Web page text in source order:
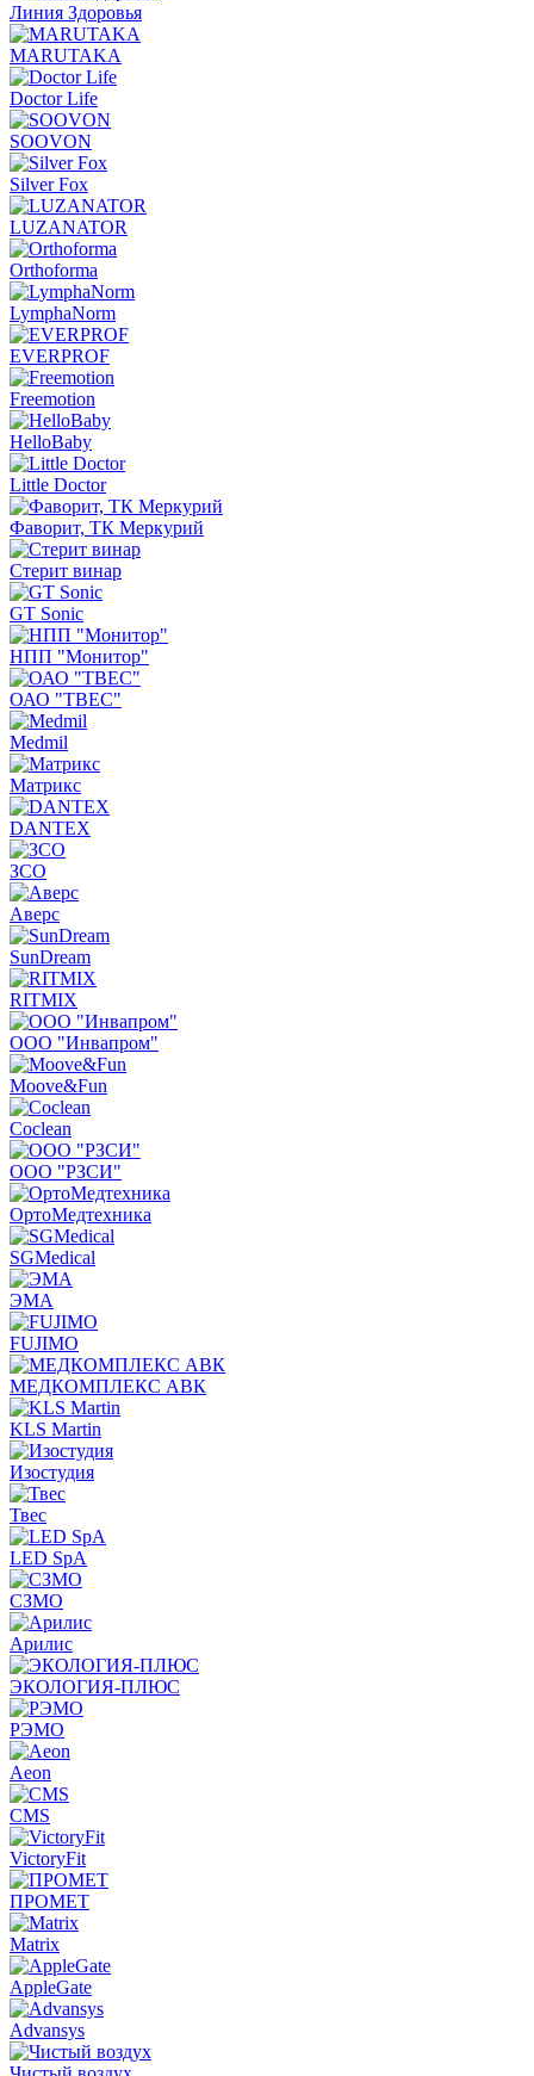
Линия Здоровья
MARUTAKA
Doctor Life
SOOVON
Silver Fox
LUZANATOR
Orthoforma
LymphaNorm
EVERPROF
Freemotion
HelloBaby
Little Doctor
Фаворит, ТК Меркурий
Стерит винар
GT Sonic
НПП "Монитор"
ОАО "ТВЕС"
Medmil
Матрикс
DANTEX
ЗСО
Аверс
SunDream
RITMIX
ООО "Инвапром"
Moove&Fun
Coclean
ООО "РЗСИ"
ОртоМедтехника
SGMedical
ЭМА
FUJIMO
МЕДКОМПЛЕКС АВК
KLS Martin
Изостудия
Твес
LED SpA
СЗМО
Арилис
ЭКОЛОГИЯ-ПЛЮС
РЭМО
Aeon
CMS
VictoryFit
ПРОМЕТ
Matrix
AppleGate
Advansys